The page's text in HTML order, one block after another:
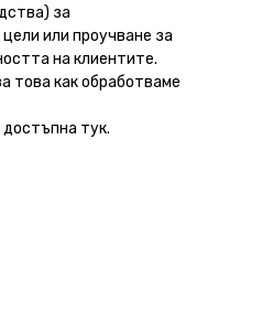
за
или проучване за
на клиентите.
това как обработваме
тук.